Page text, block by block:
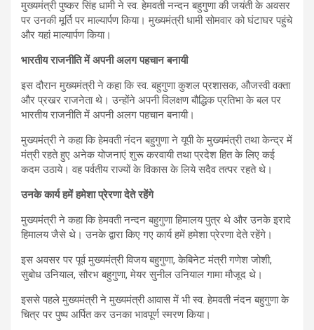
मुख्यमंत्री पुष्कर सिंह धामी ने स्व. हेमवती नन्दन बहुगुणा की जयंती के अवसर
पर उनकी मूर्ति पर माल्यार्पण किया। मुख्यमंत्री धामी सोमवार को घंटाघर पहुंचे
और यहां माल्यार्पण किया।
भारतीय राजनीति में अपनी अलग पहचान बनायी
इस दौरान मुख्यमंत्री ने कहा कि स्व. बहुगुणा कुशल प्रशासक, औजस्वी वक्ता
और प्रखर राजनेता थे। उन्होंने अपनी विलक्षण बौद्धिक प्रतिभा के बल पर
भारतीय राजनीति में अपनी अलग पहचान बनायी।
मुख्यमंत्री ने कहा कि हेमवती नंदन बहुगुणा ने यूपी के मुख्यमंत्री तथा केन्द्र में
मंत्री रहते हुए अनेक योजनाएं शुरू करवायी तथा प्रदेश हित के लिए कई
कदम उठाये। वह पर्वतीय राज्यों के विकास के लिये सदैव तत्पर रहते थे।
उनके कार्य हमें हमेशा प्रेरणा देते रहेंगे
मुख्यमंत्री ने कहा कि हेमवती नन्दन बहुगुणा हिमालय पुत्र थे और उनके इरादे
हिमालय जैसे थे। उनके द्वारा किए गए कार्य हमें हमेशा प्रेरणा देते रहेंगे।
इस अवसर पर पूर्व मुख्यमंत्री विजय बहुगुणा, केबिनेट मंत्री गणेश जोशी,
सुबोध उनियाल, सौरभ बहुगुणा, मेयर सुनील उनियाल गामा मौजूद थे।
इससे पहले मुख्यमंत्री ने मुख्यमंत्री आवास में भी स्व. हेमवती नंदन बहुगुणा के
चित्र पर पुष्प अर्पित कर उनका भावपूर्ण स्मरण किया।